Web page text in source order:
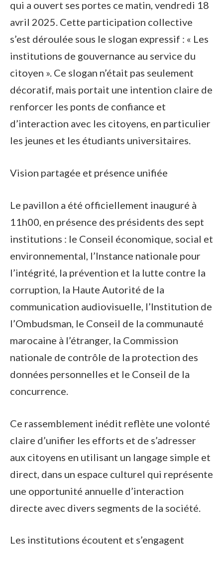
qui a ouvert ses portes ce matin, vendredi 18
avril 2025. Cette participation collective
s’est déroulée sous le slogan expressif : « Les
institutions de gouvernance au service du
citoyen ». Ce slogan n’était pas seulement
décoratif, mais portait une intention claire de
renforcer les ponts de confiance et
d’interaction avec les citoyens, en particulier
les jeunes et les étudiants universitaires.
Vision partagée et présence unifiée
Le pavillon a été officiellement inauguré à
11h00, en présence des présidents des sept
institutions : le Conseil économique, social et
environnemental, l’Instance nationale pour
l’intégrité, la prévention et la lutte contre la
corruption, la Haute Autorité de la
communication audiovisuelle, l’Institution de
l’Ombudsman, le Conseil de la communauté
marocaine à l’étranger, la Commission
nationale de contrôle de la protection des
données personnelles et le Conseil de la
concurrence.
Ce rassemblement inédit reflète une volonté
claire d’unifier les efforts et de s’adresser
aux citoyens en utilisant un langage simple et
direct, dans un espace culturel qui représente
une opportunité annuelle d’interaction
directe avec divers segments de la société.
Les institutions écoutent et s’engagent